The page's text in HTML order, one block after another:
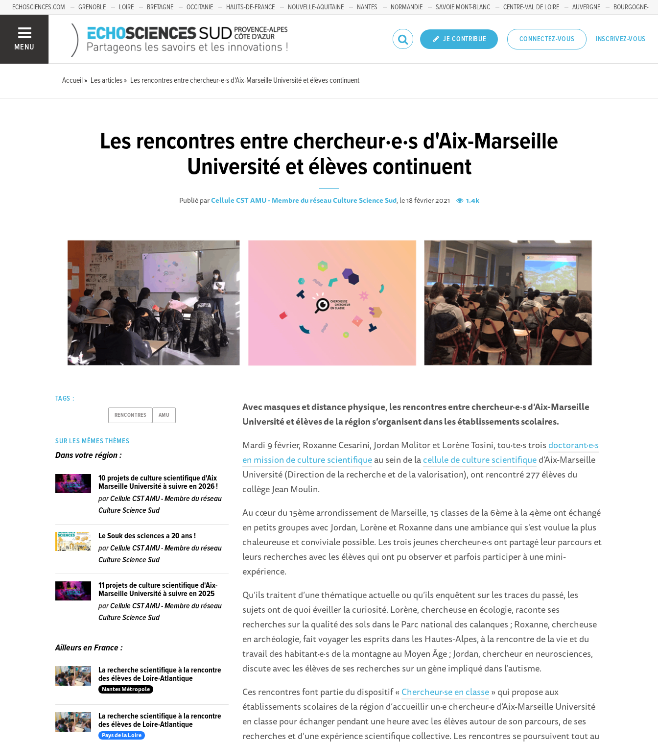
ECHOSCIENCES.COM GRENOBLE LOIRE BRETAGNE OCCITANIE HAUTS-DE-FRANCE NOUVELLE-AQUITAINE NANTES NORMANDIE SAVOIE MONT-BLANC CENTRE-VAL DE LOIRE AUVERGNE
BOURGOGNE-
MENU
JE CONTRIBUE CONNECTEZ-VOUS INSCRIVEZ-VOUS
Accueil Les articles Les rencontres entre chercheur·e·s d'Aix-Marseille Université et élèves continuent
Les rencontres entre chercheur·e·s d'Aix-Marseille
Université et élèves continuent
Publié parCellule CST AMU - Membre du réseau Culture Science Sud, le 18 février 2021 1.4k
Avec masques et distance physique, les rencontres entre chercheur·e·s d’Aix-Marseille
Université et élèves de la région s’organisent dans les établissements scolaires.
Mardi 9 février, Roxanne Cesarini, Jordan Molitor et Lorène Tosini, tou·te·s trois doctorant·e·s
en mission de culture scientifiqueau sein de lacellule de culture scientifiqued’Aix-Marseille
Université (Direction de la recherche et de la valorisation), ont rencontré 277 élèves du
collège Jean Moulin.
Au cœur du 15ème arrondissement de Marseille, 15 classes de la 6ème à la 4ème ont échangé
en petits groupes avec Jordan, Lorène et Roxanne dans une ambiance qui s'est voulue la plus
chaleureuse et conviviale possible. Les trois jeunes chercheur·e·s ont partagé leur parcours et
leurs recherches avec les élèves qui ont pu observer et parfois participer à une mini-
expérience.
Qu’ils traitent d’une thématique actuelle ou qu’ils enquêtent sur les traces du passé, les
sujets ont de quoi éveiller la curiosité. Lorène, chercheuse en écologie, raconte ses
recherches sur la qualité des sols dans le Parc national des calanques ; Roxanne, chercheuse
en archéologie, fait voyager les esprits dans les Hautes-Alpes, à la rencontre de la vie et du
travail des habitant·e·s de la montagne au Moyen Âge ; Jordan, chercheur en neurosciences,
discute avec les élèves de ses recherches sur un gène impliqué dans l’autisme.
Ces rencontres font partie du dispositif « Chercheur·se en classe» qui propose aux
établissements scolaires de la région d’accueillir un·e chercheur·e d’Aix-Marseille Université
en classe pour échanger pendant une heure avec les élèves autour de son parcours, de ses
recherches et d’une expérience scientifique collective. Les rencontres se poursuivent tout au
TAGS :
RENCONTRES AMU
SUR LES MÊMES THÈMES
Dans votre région :
10 projets de culture scientifique d'Aix
Marseille Université à suivre en 2026 !
parCellule CST AMU - Membre du réseau
Culture Science Sud
Le Souk des sciences a 20 ans !
parCellule CST AMU - Membre du réseau
Culture Science Sud
11 projets de culture scientifique d'Aix-
Marseille Université à suivre en 2025
parCellule CST AMU - Membre du réseau
Culture Science Sud
Ailleurs en France :
La recherche scientifique à la rencontre
des élèves de Loire-Atlantique
Nantes Métropole
La recherche scientifique à la rencontre
des élèves de Loire-Atlantique
Pays de la Loire